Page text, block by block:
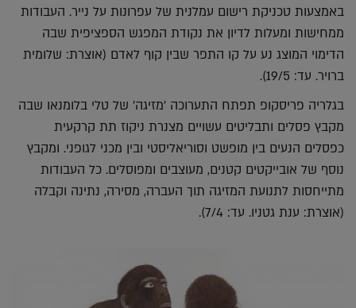
באמצעות טכניקת רישום עמלנית של עפרונות על נייר. העבודות
ממחישות ומעלות לדיון את נקודת המפגש הספציפית שבה
הדימוי המוצג נע על קו התפר שבין קוף לאדם (אוצרת: שלומית
ברויר. עד: 19/5).
בגלריה פריסקופ תפתח התערוכה 'מזיגה' של טלי בלומנאו שבה
מקבץ פסלים ותבליטים עשויים מצנרת ניקוז תת קרקעית
כפסלים הנעים בין מופשט וסוריאליסטי ובין מכני לגופני. ומקבץ
נוסף של אובייקטים קטנים, מעוצבים ומפוסלים. כל העבודות
מתייחסות לתנועת המזיגה תוך העברה, מסירה, נתינה וקבלה
(אוצרת: ענת גטניו. עד: 7/4).